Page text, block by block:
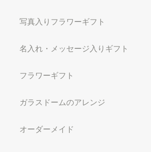
写真入りフラワーギフト
名入れ・メッセージ入りギフト
フラワーギフト
ガラスドームのアレンジ
オーダーメイド